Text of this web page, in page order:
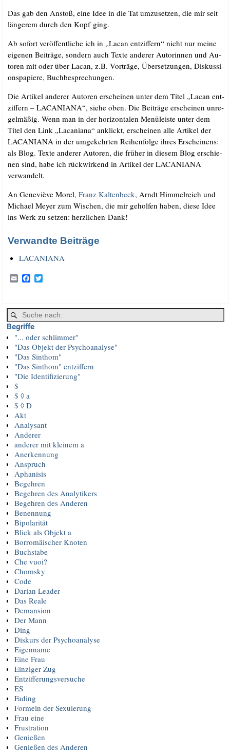
Das gab den Anstoß, eine Idee in die Tat umzu­set­zen, die mir seit
län­ge­rem durch den Kopf ging.
Ab sofort ver­öf­fent­li­che ich in „La­can ent­zif­fern“ nicht nur mei­ne
eige­nen Bei­trä­ge, son­dern auch Tex­te an­de­rer Au­to­rin­nen und Au­
to­ren mit oder über Lacan, z.B. Vor­träge, Über­set­zun­gen, Dis­kus­si­
ons­pa­pie­re, Buchbesprechungen.
Die Arti­kel ande­rer Autoren er­scheinen unter dem Titel „Lacan ent­
zif­fern – LACANIANA“, sie­he oben. Die Bei­trä­ge erschei­nen unre­
gel­mä­ßig. Wenn man in der hori­zon­ta­len Menü­leis­te unter dem
Titel den Link „Laca­nia­na“ anklickt, erschei­nen alle Arti­kel der
LACANIANA in der umge­kehr­ten Rei­hen­fol­ge ihres Erschei­nens:
als Blog. Tex­te ande­rer Autoren, die frü­her in die­sem Blog erschie­
nen sind, habe ich rück­wir­kend in Arti­kel der LACANIANA
verwandelt.
An Gene­viè­ve Morel, Franz Kal­ten­beck, Arndt Him­mel­reich und
Micha­el Mey­er zum Wischen, die mir gehol­fen haben, die­se Idee
ins Werk zu set­zen: herz­li­chen Dank!
Verwandte Beiträge
LACANIANA
E
m
l
F
a
b
o
o
k
T
w
t
e
Begriffe
"... oder schlimmer"
"Das Objekt der Psychoanalyse"
"Das Sinthom"
"Das Sinthom" entziffern
"Die Identifizierung"
$
$ ◊ a
$ ◊ D
Akt
Analysant
Anderer
anderer mit kleinem a
Anerkennung
Anspruch
Aphanisis
Begehren
Begehren des Analytikers
Begehren des Anderen
Benennung
Bipolarität
Blick als Objekt a
Borromäischer Knoten
Buchstabe
Che vuoi?
Chomsky
Code
Darian Leader
Das Reale
Demansion
Der Mann
Ding
Diskurs der Psychoanalyse
Eigenname
Eine Frau
Einziger Zug
Entzifferungsversuche
ES
Fading
Formeln der Sexuierung
Frau eine
Frustration
Genießen
Genießen des Anderen